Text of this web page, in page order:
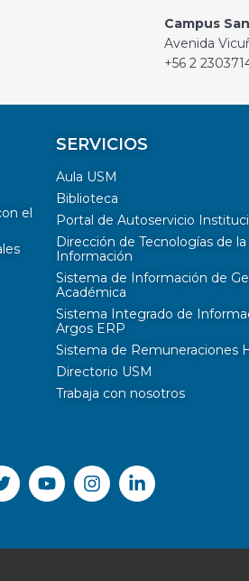
Campus
Avenida
+56 2
el
SERVICIOS
Aula USM
Biblioteca
Portal de Autoservicio
Dirección de Tecnologías de la
Información
Sistema de Información de
Académica
Sistema Integrado de
Argos ERP
Sistema de Remuneraciones
Directorio USM
Trabaja con nosotros